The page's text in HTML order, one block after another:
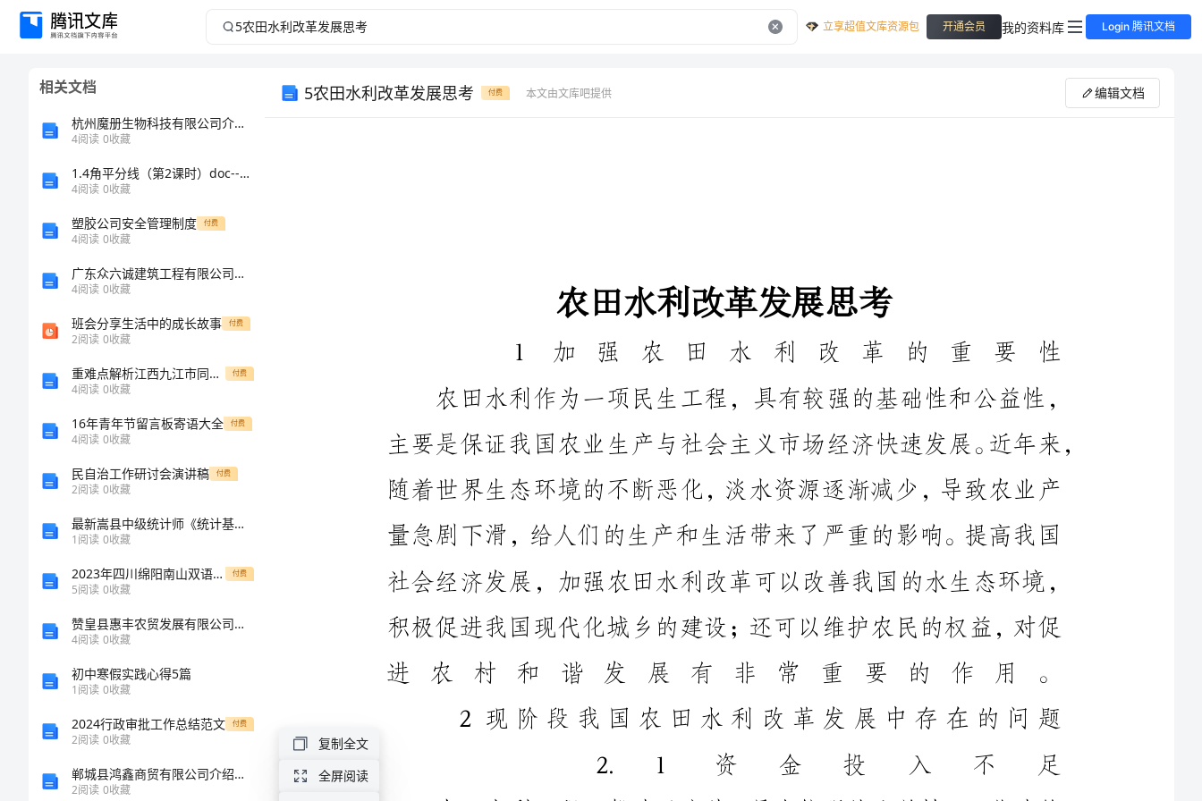
立享超值文库资源包 开通会员 我的资料库 Login 腾讯文档
相关文档
杭州魔册生物科技有限公司介绍企业发展分析报告
4阅读 0收藏
1.4角平分线（第2课时）doc--初中数学
4阅读 0收藏
塑胶公司安全管理制度 付费
4阅读 0收藏
广东众六诚建筑工程有限公司介绍企业发展分析报告
4阅读 0收藏
班会分享生活中的成长故事 付费
2阅读 0收藏
重难点解析江西九江市同文中学数学人教版七年级下册数据的收集、整理与描述专项训练练习题（详解） 付费
4阅读 0收藏
16年青年节留言板寄语大全 付费
4阅读 0收藏
民自治工作研讨会演讲稿 付费
2阅读 0收藏
最新嵩县中级统计师《统计基础知识理论及相关知识》最后冲刺试题及答案
1阅读 0收藏
2023年四川绵阳南山双语学校北师大版物理九年级电功和电功率必考点解析试题（含答案解析） 付费
5阅读 0收藏
赞皇县惠丰农贸发展有限公司介绍企业发展分析报告
4阅读 0收藏
初中寒假实践心得5篇
1阅读 0收藏
2024行政审批工作总结范文 付费
2阅读 0收藏
郸城县鸿鑫商贸有限公司介绍企业发展分析报告
2阅读 0收藏
5农田水利改革发展思考 付费 本文由文库吧提供 编辑文档
农田水利作为一项民生工程，具有较强的基础性和公益性，
主要是保证我国农业生产与社会主义市场经济快速发展。近年来，
随着世界生态环境的不断恶化，淡水资源逐渐减少，导致农业产
社会经济发展，加强农田水利改革可以改善我国的水生态环境，
积极促进我国现代化城乡的建设；还可以维护农民的权益，对促
进农村和谐发展有非常重要的作用。
2.1资金投入不足
农田水利工程一般建于户外，具有较强的公益性，一些建筑
企业出于自身经济考虑很少愿意将资金投入其中。现有的农田水
利建设资金主要来源于农民自身和政府支持，这2种资金来源具
复制全文
全屏阅读